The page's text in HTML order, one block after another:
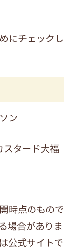
にチェックし
ン
タード大福
時点のもので
場合がありま
公式サイトで